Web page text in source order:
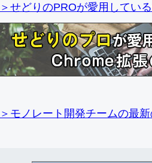
せどりのPROが愛用してい
モノレート開発チームの最